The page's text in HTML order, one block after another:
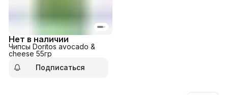
Нет в наличии
Чипсы Doritos avocado &
cheese 55гр
Подписаться